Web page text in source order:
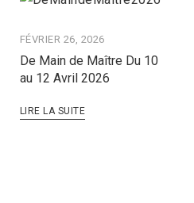
FÉVRIER 26, 2026
De Main de Maître Du 10
au 12 Avril 2026
LIRE LA SUITE